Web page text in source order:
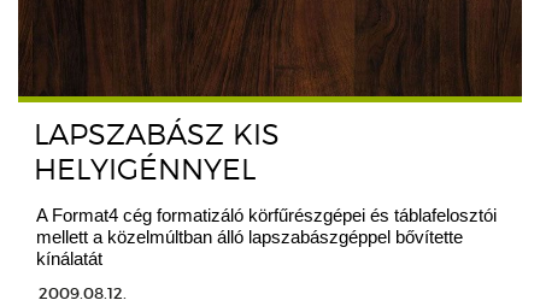
LAPSZABÁSZ KIS
HELYIGÉNNYEL
A Format4 cég formatizáló körfűrészgépei és táblafelosztói
mellett a közelmúltban álló lapszabászgéppel bővítette
kínálatát
2009.08.12.